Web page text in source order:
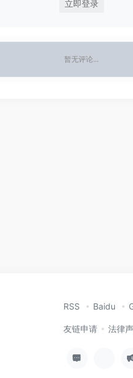
立即登录
暂无评论...
RSS Baidu
友链申请 法律